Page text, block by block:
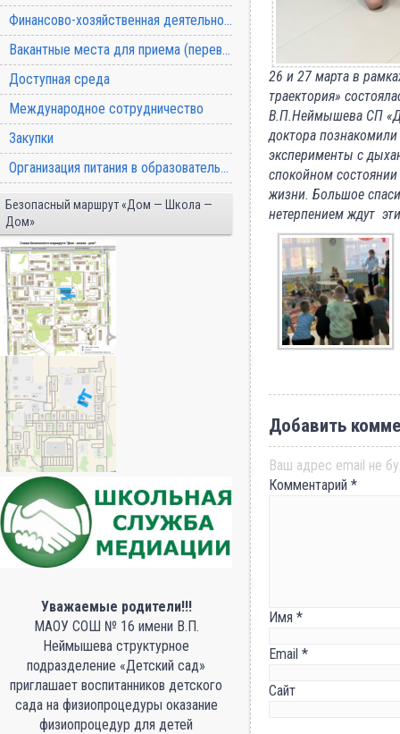
Финансово-хозяйственная деятельность
Вакантные места для приема (перевода) обучающихся
Доступная среда
Международное сотрудничество
Закупки
Организация питания в образовательной организации
Безопасный маршрут «Дом — Школа —
Дом»
Уважаемые родители!!!
МАОУ СОШ № 16 имени В.П.
Неймышева структурное
подразделение «Детский сад»
приглашает воспитанников детского
сада на физиопроцедуры оказание
физиопроцедур для детей
26 и 27 марта в
траектория»
В.П.Неймышева СП
доктора
эксперименты с
спокойном
жизни. Большое
нетерпением ждут
Добавить
Ваш адрес email не
Комментарий *
Имя *
Email *
Сайт